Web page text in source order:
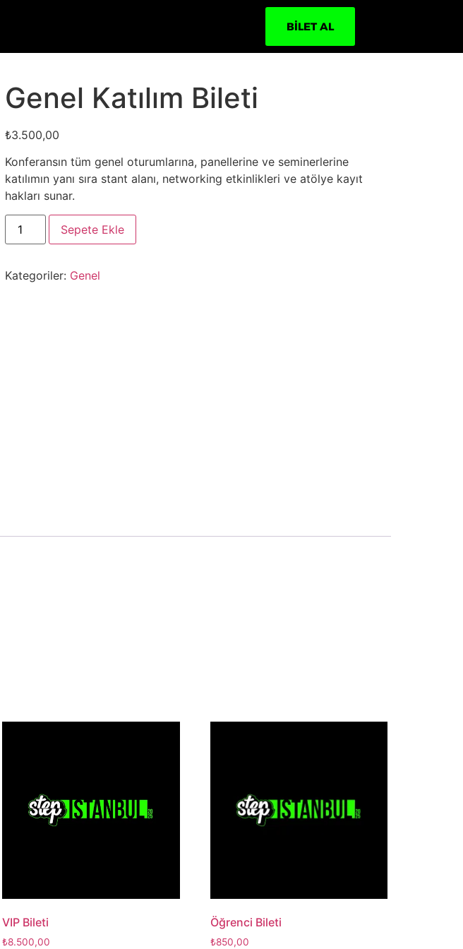
BILET AL
Genel Katılım Bileti
₺3.500,00
Konferansın tüm genel oturumlarına, panellerine ve seminerlerine
katılımın yanı sıra stant alanı, networking etkinlikleri ve atölye kayıt
hakları sunar.
Sepete Ekle
Kategoriler: Genel
VIP Bileti
₺8.500,00
Öğrenci Bileti
₺850,00